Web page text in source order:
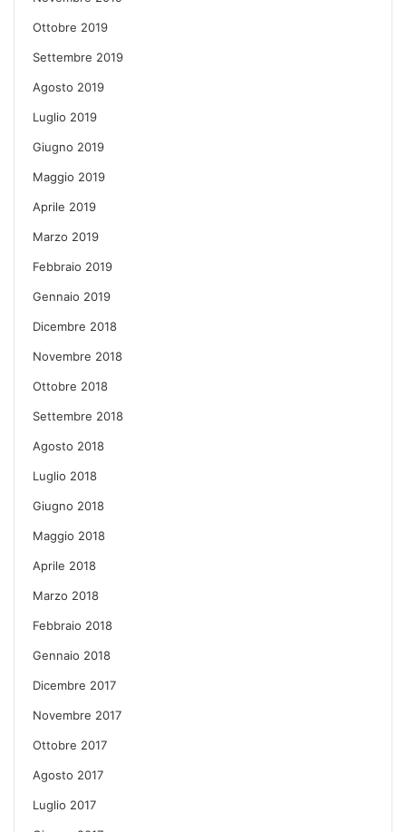
Ottobre 2019
Settembre 2019
Agosto 2019
Luglio 2019
Giugno 2019
Maggio 2019
Aprile 2019
Marzo 2019
Febbraio 2019
Gennaio 2019
Dicembre 2018
Novembre 2018
Ottobre 2018
Settembre 2018
Agosto 2018
Luglio 2018
Giugno 2018
Maggio 2018
Aprile 2018
Marzo 2018
Febbraio 2018
Gennaio 2018
Dicembre 2017
Novembre 2017
Ottobre 2017
Agosto 2017
Luglio 2017